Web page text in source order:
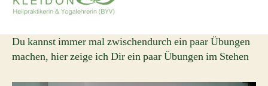
Susanne
Kleidon
Du kannst immer mal zwischendurch ein paar Übungen
machen, hier zeige ich Dir ein paar Übungen im Stehen